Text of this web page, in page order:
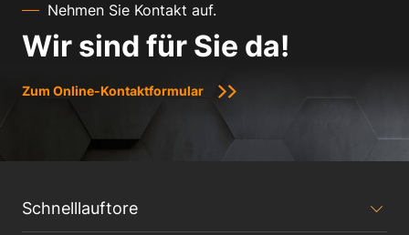
Nehmen Sie Kontakt auf.
Wir sind für Sie da!
Zum Online-Kontaktformular
Schnelllauftore